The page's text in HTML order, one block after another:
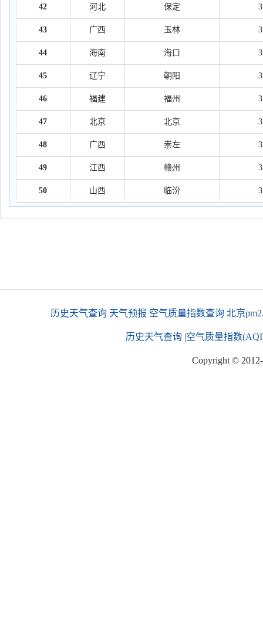
42 河北 保定
43 广西 玉林
44 海南 海口
45 辽宁 朝阳
46 福建 福州
47 北京 北京
48 广西 崇左
49 江西 赣州
50 山西 临汾
历史天气查询 天气预报 空气质量指数查询 北京
历史天气查询 |空气质量指数
Copyright ©